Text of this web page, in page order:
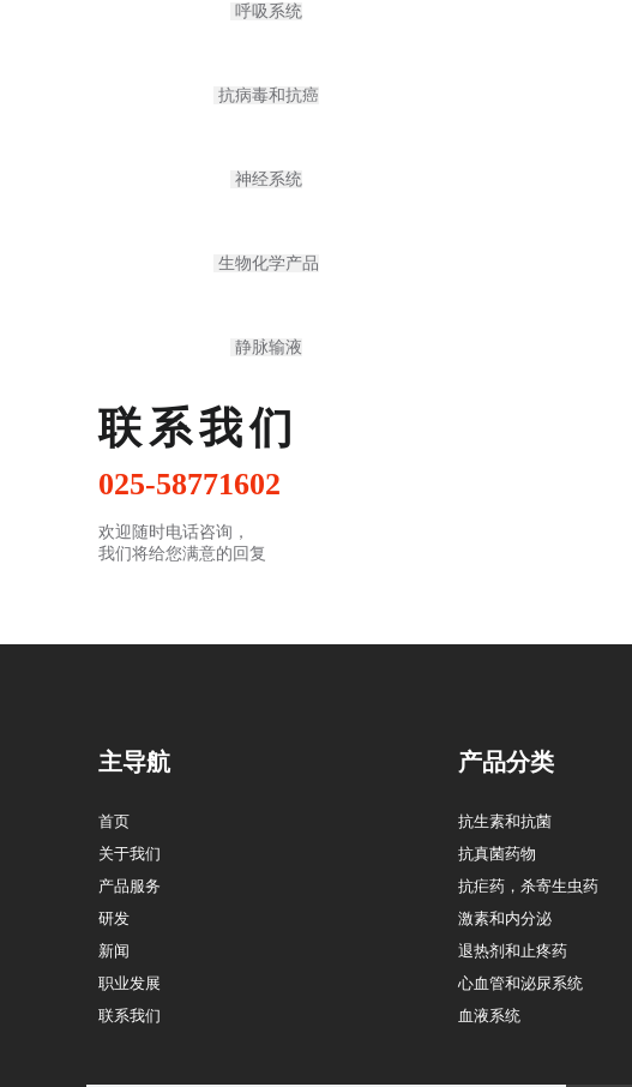
呼吸系统
抗病毒和抗癌
神经系统
生物化学产品
静脉输液
联系我们
025-58771602
欢迎随时电话咨询，
我们将给您满意的回复
主导航
首页
关于我们
产品服务
研发
新闻
职业发展
联系我们
产品分类
抗生素和抗菌
抗真菌药物
抗疟药，杀寄生虫药
激素和内分泌
退热剂和止疼药
心血管和泌尿系统
血液系统